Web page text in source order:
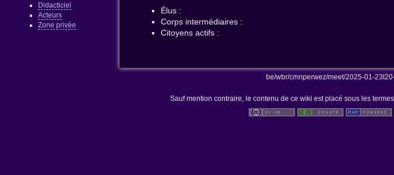
Didacticiel
Acteurs
Zone privée
Élus :
Corps intermédiaires :
Citoyens actifs :
be/wbr/cmnperwez/meet/2025-01-
Sauf mention contraire, le contenu de ce wiki est placé sous les